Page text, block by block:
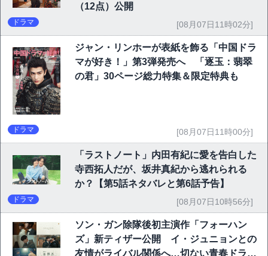
（12点）公開
ドラマ [08月07日11時02分]
ジャン・リンホーが表紙を飾る「中国ドラ
マが好き！」第3弾発売へ 「逐玉：翡翠
の君」30ページ総力特集＆限定特典も
ドラマ [08月07日11時00分]
「ラストノート」内田有紀に愛を告白した
寺西拓人だが、坂井真紀から逃れられる
か？【第5話ネタバレと第6話予告】
ドラマ [08月07日10時56分]
ソン・ガン除隊後初主演作「フォーハン
ズ」新ティザー公開 イ・ジュニョンとの
友情がライバル関係へ…切ない青春ドラマ